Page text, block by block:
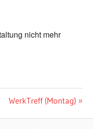
nicht mehr
Nächster
WerkTreff (Montag)